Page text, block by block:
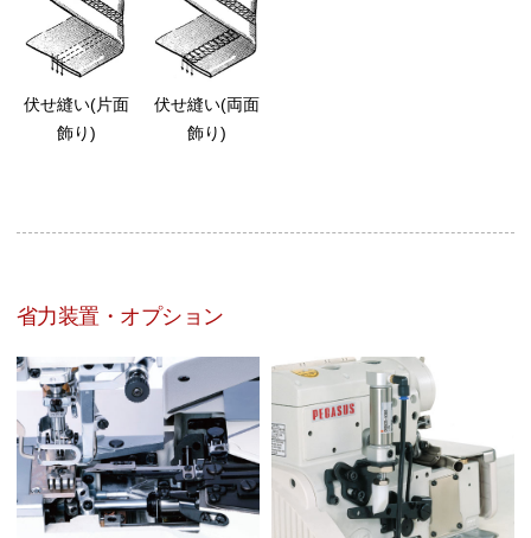
伏せ縫い(片面
飾り)
伏せ縫い(両面
飾り)
省力装置・オプション